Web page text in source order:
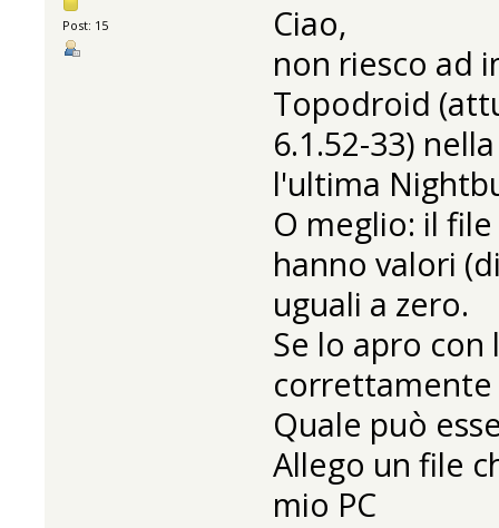
Post: 15
Ciao,
non riesco ad
Topodroid
6.1.52-33)
l'ultima
O meglio: il
hanno valori
uguali a zero.
Se lo apro con
Quale può
Allego un file
mio PC